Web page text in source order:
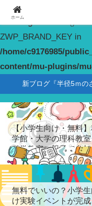
Warning
: constant():
ZWP_BRAND_KEY in
/home/c9176985/
content/mu-plugins/
新ブログ『半径5ｍの
【小学生向け・無料
学館・大学の理科教
科学教室に親子で参
無料でいいの？小学生
け実験イベントが完
ホーム